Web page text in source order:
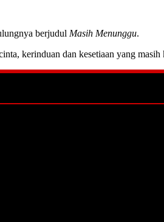
berjudul Masih Menunggu.
kerinduan dan kesetiaan yang